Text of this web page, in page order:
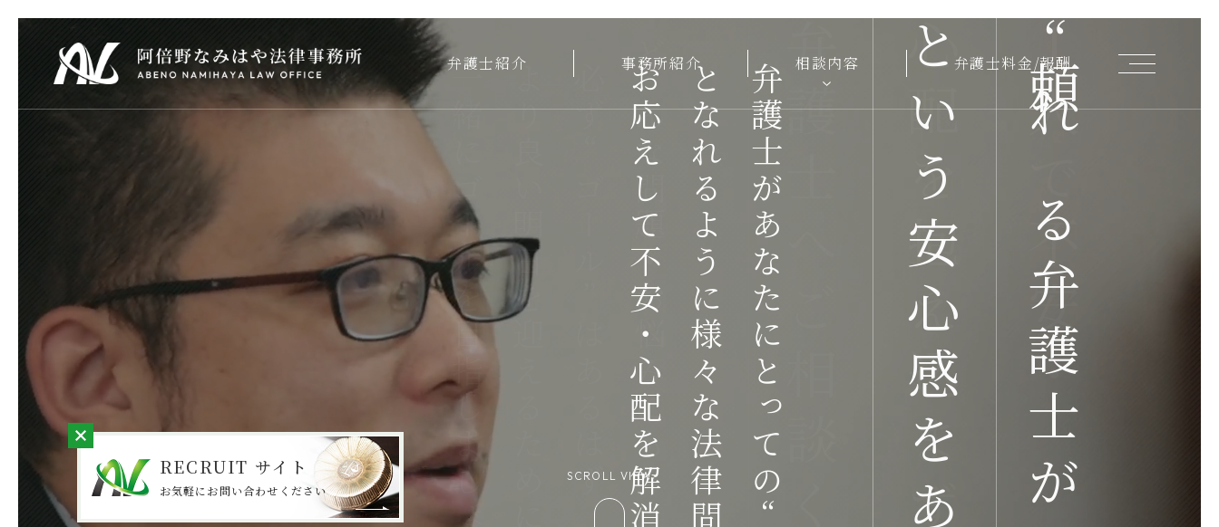
HOME
弁護士紹介 事務所紹介 相談内容 弁護士料金/報酬
1人で不安・
心配を抱え込まず
弁護士へご相談ください
どんな問題・お悩みにも
より良い明日を迎えるために
一緒にゴールを目指しましょう
“
頼れる弁護士がいる”
という安心感をあなたへ
弁護士があなたにとっての
“
となれるように様々な法律問題に
お応えして不安・心配を解消いたします だから、問題解決までの
道筋を
“
「今、何が行われているのか？」
「どこに向かって走っているのか？」
そんなご依頼者様の
を
“
安心
”
に変えます
RECRUIT サイト
お気軽にお問い合わせください
SCROLL VIEW